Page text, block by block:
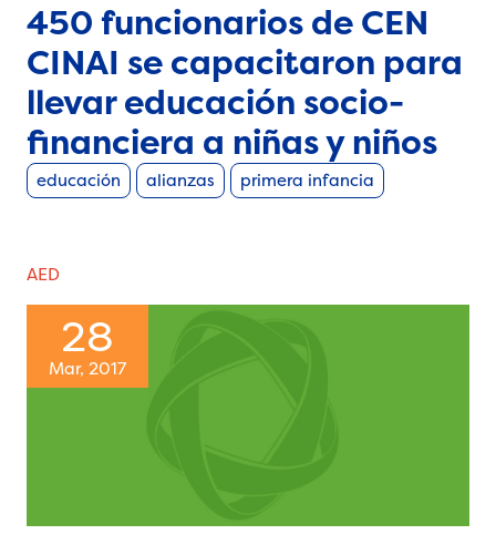
450 funcionarios de CEN
CINAI se capacitaron para
llevar educación socio-
financiera a niñas y niños
educación alianzas primera infancia
AED
28
Mar, 2017